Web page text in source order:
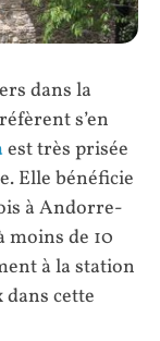
dans la
s’en
est très prisée
Elle bénéficie
à Andorre-
moins de 10
à la station
dans cette